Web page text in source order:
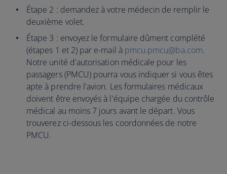
Étape 2 : demandez à votre médecin de remplir le
deuxième volet.
Étape 3 : envoyez le formulaire dûment complété
(étapes 1 et 2) par e-mail à pmcu.pmcu@ba.com.
Notre unité d'autorisation médicale pour les
passagers (PMCU) pourra vous indiquer si vous êtes
apte à prendre l'avion. Les formulaires médicaux
doivent être envoyés à l'équipe chargée du contrôle
médical au moins 7 jours avant le départ. Vous
trouverez ci-dessous les coordonnées de notre
PMCU.